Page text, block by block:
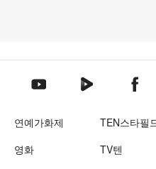
텐아시아 유튜브텐아시아 네이버
텐아
연예가화제 TEN스타필
영화
TV텐